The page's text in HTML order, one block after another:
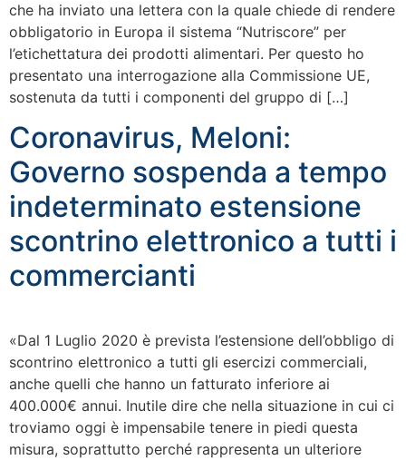
che ha inviato una lettera con la quale chiede di rendere
obbligatorio in Europa il sistema “Nutriscore” per
l’etichettatura dei prodotti alimentari. Per questo ho
presentato una interrogazione alla Commissione UE,
sostenuta da tutti i componenti del gruppo di […]
Coronavirus, Meloni:
Governo sospenda a tempo
indeterminato estensione
scontrino elettronico a tutti i
commercianti
«Dal 1 Luglio 2020 è prevista l’estensione dell’obbligo di
scontrino elettronico a tutti gli esercizi commerciali,
anche quelli che hanno un fatturato inferiore ai
400.000€ annui. Inutile dire che nella situazione in cui ci
troviamo oggi è impensabile tenere in piedi questa
misura, soprattutto perché rappresenta un ulteriore